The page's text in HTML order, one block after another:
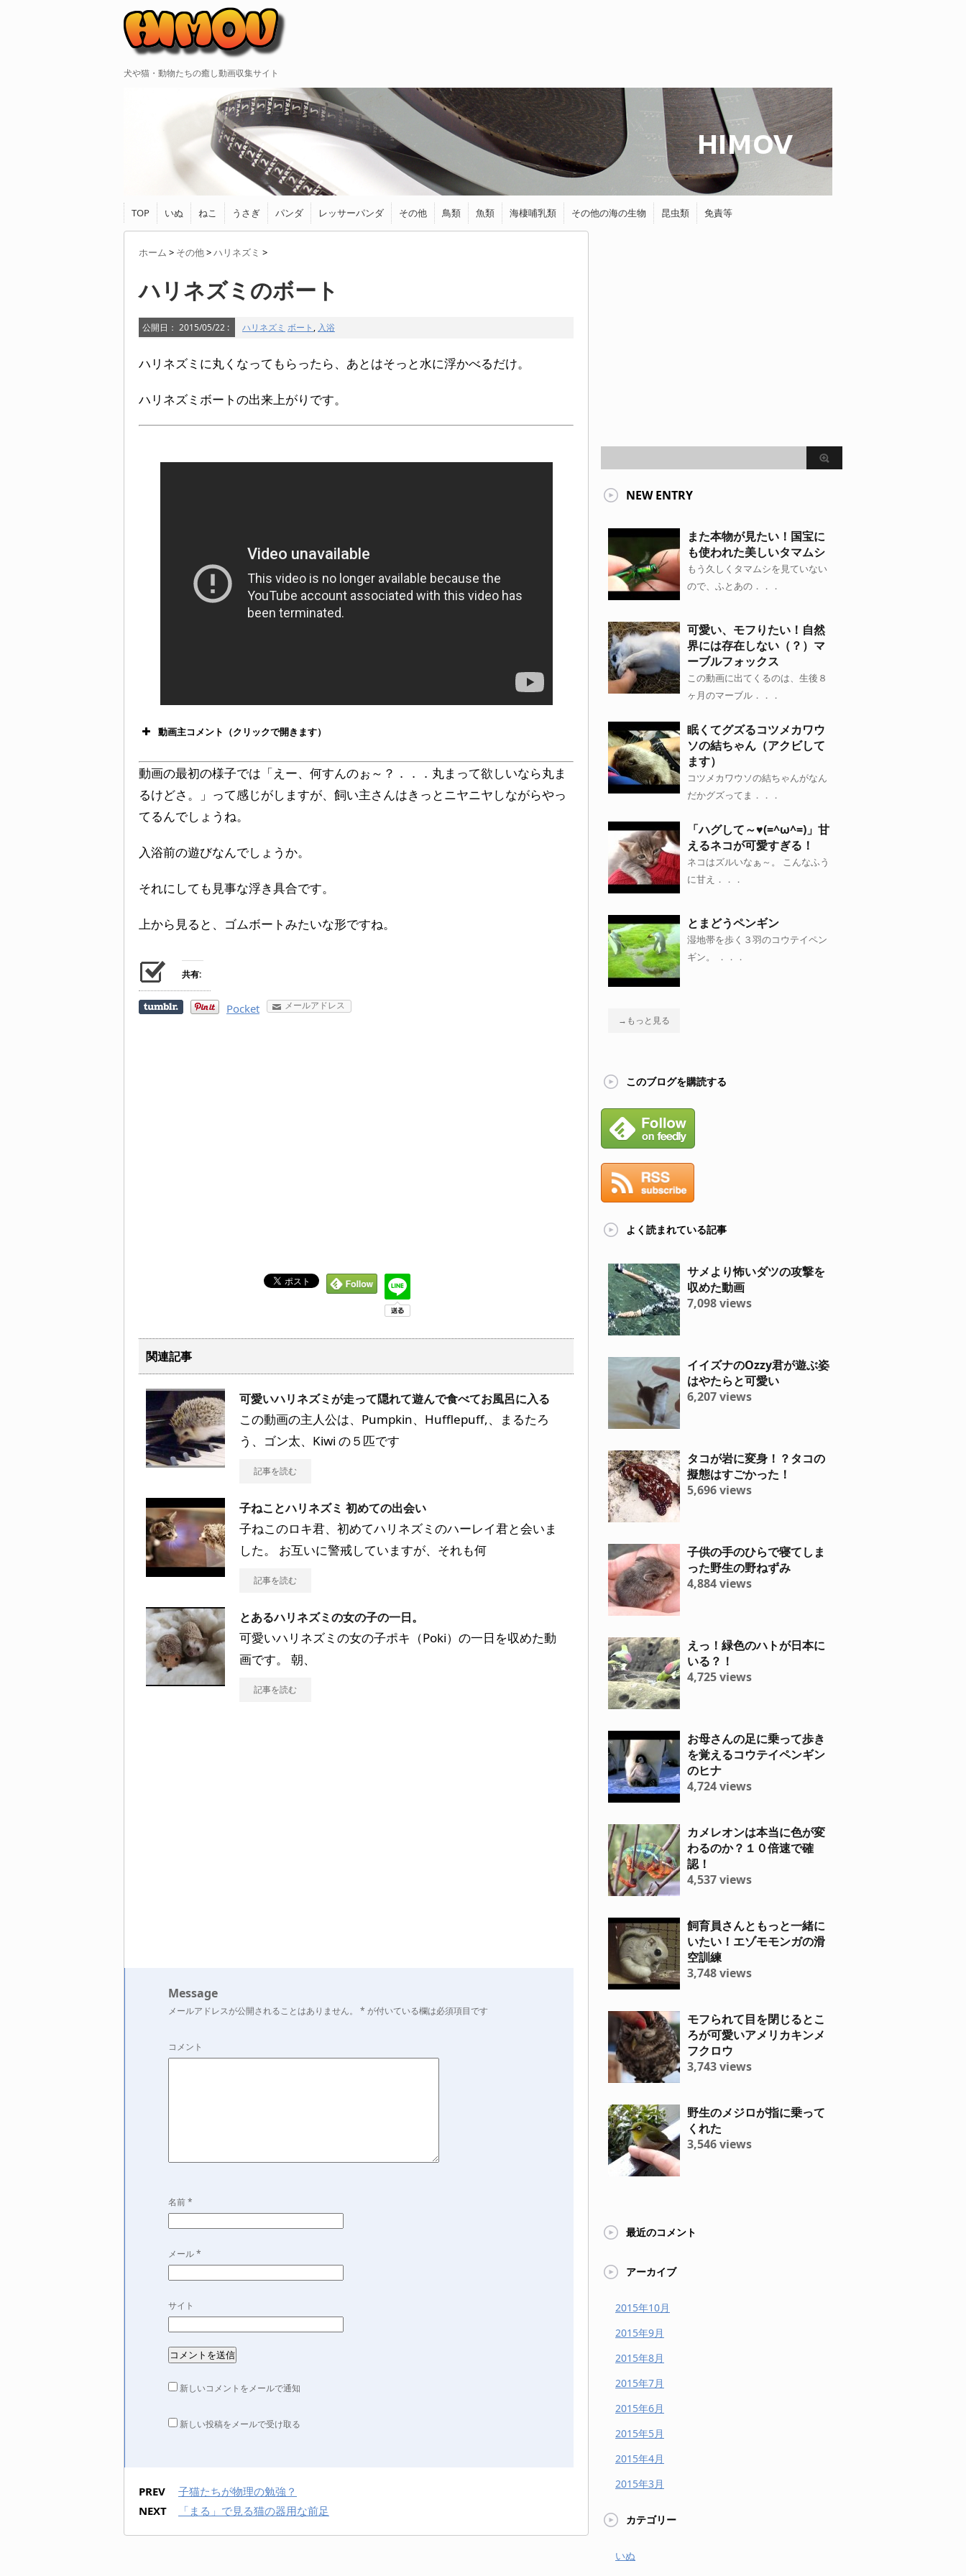
犬や猫・動物たちの癒し動画収集サイト
TOP いぬ ねこ うさぎ パンダ レッサーパンダ
その他
トラ
ライオン
ジャガー
チーター
オセロット
ゾウ
くま
キツネ
フェネック
馬・ロバ
シカ
ヤギ
カワウソ
イイズナ
クアッカワラビー
リス
モモンガ
ハリネズミ
ヤマネ
ねずみ・モルモット
ワニ類
カメレオン
カモノハシ
鳥類
アオバト
アヒル
インコ
ウグイス
うずら
キーウィ
ケツァール
ハチドリ
フクロウ＆ミミ
ブンチョウ
ペンギン
メジロ
魚類
ダツ
トランスルーセ
海棲哺乳類
アザラシ
アシカ
イルカ
シャチ
ラッコ
その他の海の生物
イカ
ウミウシ
エビ
カニ
タコ
昆虫類
免責等
ホーム > その他>ハリネズミ >
ハリネズミのボート
公開日： 2015/05/22 : ハリネズミ ボート , 入浴
ハリネズミに丸くなってもらったら、あとはそっと水に浮かべるだけ。
ハリネズミボートの出来上がりです。
動画主コメント（クリックで開きます）
動画の最初の様子では「えー、何すんのぉ～？．．．丸まって欲しいなら丸ま
るけどさ。」って感じがしますが、飼い主さんはきっとニヤニヤしながらやっ
てるんでしょうね。
入浴前の遊びなんでしょうか。
それにしても見事な浮き具合です。
上から見ると、ゴムボートみたいな形ですね。
共有:
Pocket メールアドレス
関連記事
可愛いハリネズミが走って隠れて遊んで食べてお風呂に入る
この動画の主人公は、Pumpkin、Hufflepuff,、まるたろ
う、ゴン太、Kiwi の５匹です
記事を読む
子ねことハリネズミ 初めての出会い
子ねこのロキ君、初めてハリネズミのハーレイ君と会いま
した。 お互いに警戒していますが、それも何
記事を読む
とあるハリネズミの女の子の一日。
可愛いハリネズミの女の子ポキ（Poki）の一日を収めた動
画です。 朝、
記事を読む
Message
メールアドレスが公開されることはありません。 * が付いている欄は必須項目です
コメント
名前*
メール*
サイト
新しいコメントをメールで通知
新しい投稿をメールで受け取る
PREV
子猫たちが物理の勉強？
NEXT
「まる」で見る猫の器用な前足
NEW ENTRY
また本物が見たい！国宝に
も使われた美しいタマムシ
もう久しくタマムシを見ていない
ので、ふとあの．．．
可愛い、モフりたい！自然
界には存在しない（？）マ
ーブルフォックス
この動画に出てくるのは、生後８
ヶ月のマーブル．．．
眠くてグズるコツメカワウ
ソの結ちゃん（アクビして
ます）
コツメカワウソの結ちゃんがなん
だかグズってま．．．
「ハグして～♥(=^ω^=)」甘
えるネコが可愛すぎる！
ネコはズルいなぁ～。 こんなふう
に甘え．．．
とまどうペンギン
湿地帯を歩く３羽のコウテイペン
ギン。 ．．．
→もっと見る
このブログを購読する
よく読まれている記事
サメより怖いダツの攻撃を
収めた動画
7,098 views
イイズナのOzzy君が遊ぶ姿
はやたらと可愛い
6,207 views
タコが岩に変身！？タコの
擬態はすごかった！
5,696 views
子供の手のひらで寝てしま
った野生の野ねずみ
4,884 views
えっ！緑色のハトが日本に
いる？！
4,725 views
お母さんの足に乗って歩き
を覚えるコウテイペンギン
のヒナ
4,724 views
カメレオンは本当に色が変
わるのか？１０倍速で確
認！
4,537 views
飼育員さんともっと一緒に
いたい！エゾモモンガの滑
空訓練
3,748 views
モフられて目を閉じるとこ
ろが可愛いアメリカキンメ
フクロウ
3,743 views
野生のメジロが指に乗って
くれた
3,546 views
最近のコメント
アーカイブ
2015年10月
2015年9月
2015年8月
2015年7月
2015年6月
2015年5月
2015年4月
2015年3月
カテゴリー
いぬ